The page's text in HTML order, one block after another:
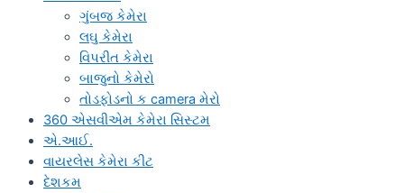
ગુંબજ કેમેરા
લઘુ કેમેરા
વિપરીત કેમેરા
બાજુનો કેમેરો
તોડફોડનો ક camera મેરો
360 એસવીએમ કેમેરા સિસ્ટમ
એ.આઈ.
વાયરલેસ કેમેરા કીટ
દેશકમ